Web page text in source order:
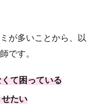
が多いことから、以
です。
て困っている
たい